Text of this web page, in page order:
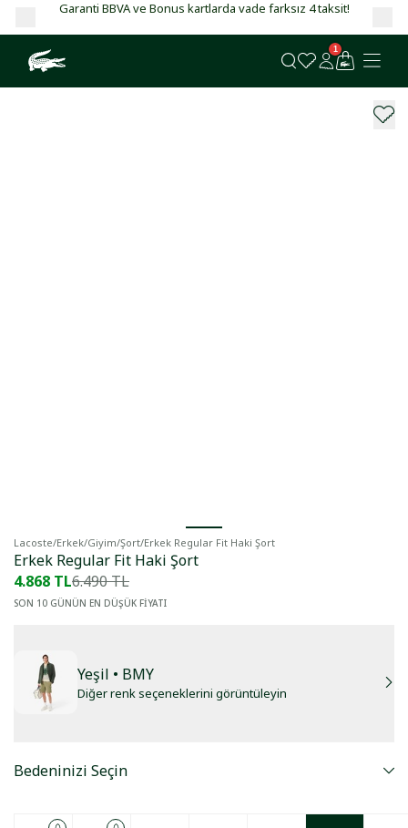
Garanti BBVA ve Bonus kartlarda vade farksız 4 taksit!
1
Lacoste/Erkek/Giyim/Şort/Erkek Regular Fit Haki Şort
Erkek Regular Fit Haki Şort
4.868 TL6.490 TL
SON 10 GÜNÜN EN DÜŞÜK FİYATI
Yeşil • BMY
Diğer renk seçeneklerini görüntüleyin
Bedeninizi Seçin